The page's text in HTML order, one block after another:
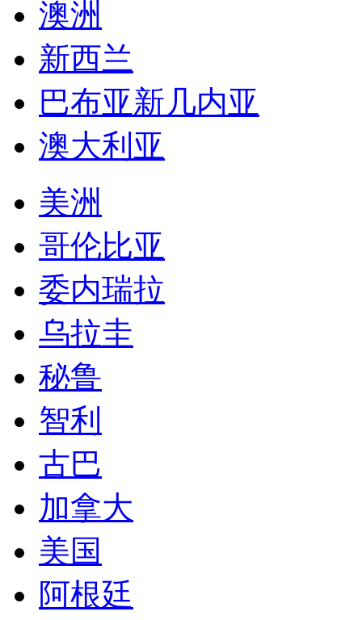
澳洲
新西兰
巴布亚新几内亚
澳大利亚
美洲
哥伦比亚
委内瑞拉
乌拉圭
秘鲁
智利
古巴
加拿大
美国
阿根廷